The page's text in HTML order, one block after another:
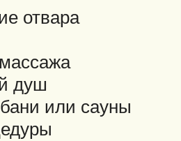
отвара
душ
или сауны